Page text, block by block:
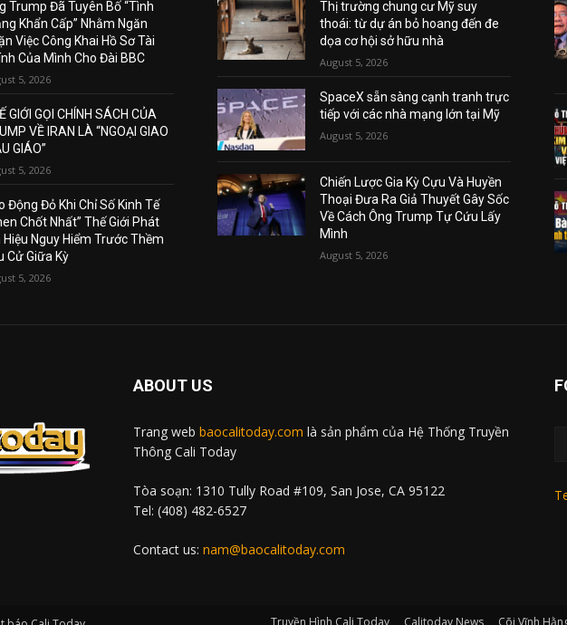
Trump Đã Tuyên Bố “Tình
Khẩn Cấp” Nhằm Ngăn
Việc Công Khai Hồ Sơ Tài
Của Mình Cho Đài BBC
5, 2026
GIỚI GỌI CHÍNH SÁCH CỦA
VỀ IRAN LÀ “NGOẠI GIAO
GIÁO”
5, 2026
Động Đỏ Khi Chỉ Số Kinh Tế
Chốt Nhất” Thế Giới Phát
Hiệu Nguy Hiểm Trước Thềm
Cử Giữa Kỳ
5, 2026
Thị trường chung cư Mỹ suy
thoái: từ dự án bỏ hoang đến đe
dọa cơ hội sở hữu nhà
August 5, 2026
SpaceX sẵn sàng cạnh tranh trực
tiếp với các nhà mạng lớn tại Mỹ
August 5, 2026
Chiến Lược Gia Kỳ Cựu Và Huyền
Thoại Đưa Ra Giả Thuyết Gây Sốc
Về Cách Ông Trump Tự Cứu Lấy
Mình
August 5, 2026
ABOUT US
Trang web baocalitoday.com là sản phẩm của Hệ Thống Truyền
Thông Cali Today
Tòa soạn: 1310 Tully Road #109, San Jose, CA 95122
Tel: (408) 482-6527
Contact us: nam@baocalitoday.com
Truyền Hình Cali Today Calitoday News Cõi Vĩnh